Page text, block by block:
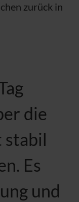
zurück in
die
stabil
Es
und